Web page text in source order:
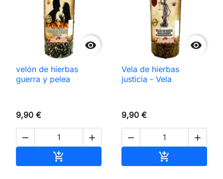

velón de hierbas
guerra y pelea
9,90 €
 


Vela de hierbas
justicia - Vela
9,90 €
 
